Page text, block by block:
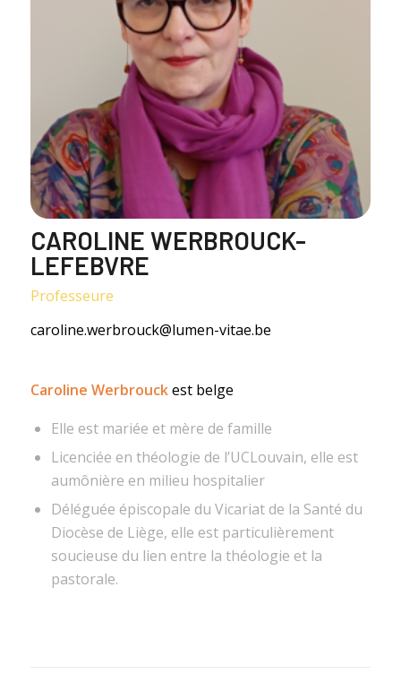
CAROLINE WERBROUCK-
LEFEBVRE
Professeure
caroline.werbrouck@lumen-vitae.be
Caroline Werbrouckest belge
Elle est mariée et mère de famille
Licenciée en théologie de l’UCLouvain, elle est
aumônière en milieu hospitalier
Déléguée épiscopale du Vicariat de la Santé du
Diocèse de Liège, elle est particulièrement
soucieuse du lien entre la théologie et la
pastorale.